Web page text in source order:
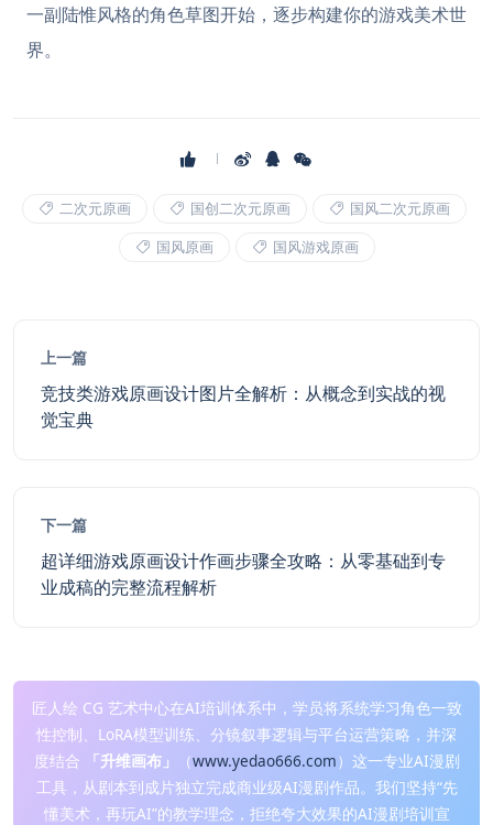
一副陆惟风格的角色草图开始，逐步构建你的游戏美术世
界。
二次元原画 国创二次元原画
国风二次元原画
国风原画
国风游戏原画
上一篇
竞技类游戏原画设计图片全解析：从概念到实战的视
觉宝典
下一篇
超详细游戏原画设计作画步骤全攻略：从零基础到专
业成稿的完整流程解析
匠人绘 CG 艺术中心在AI培训体系中，学员将系统学习角色一致
性控制、LoRA模型训练、分镜叙事逻辑与平台运营策略，并深
度结合
「升维画布」 （www.yedao666.com）这一专业AI漫剧
工具，从剧本到成片独立完成商业级AI漫剧作品。我们坚持“先
懂美术，再玩AI”的教学理念，拒绝夸大效果的AI漫剧培训宣